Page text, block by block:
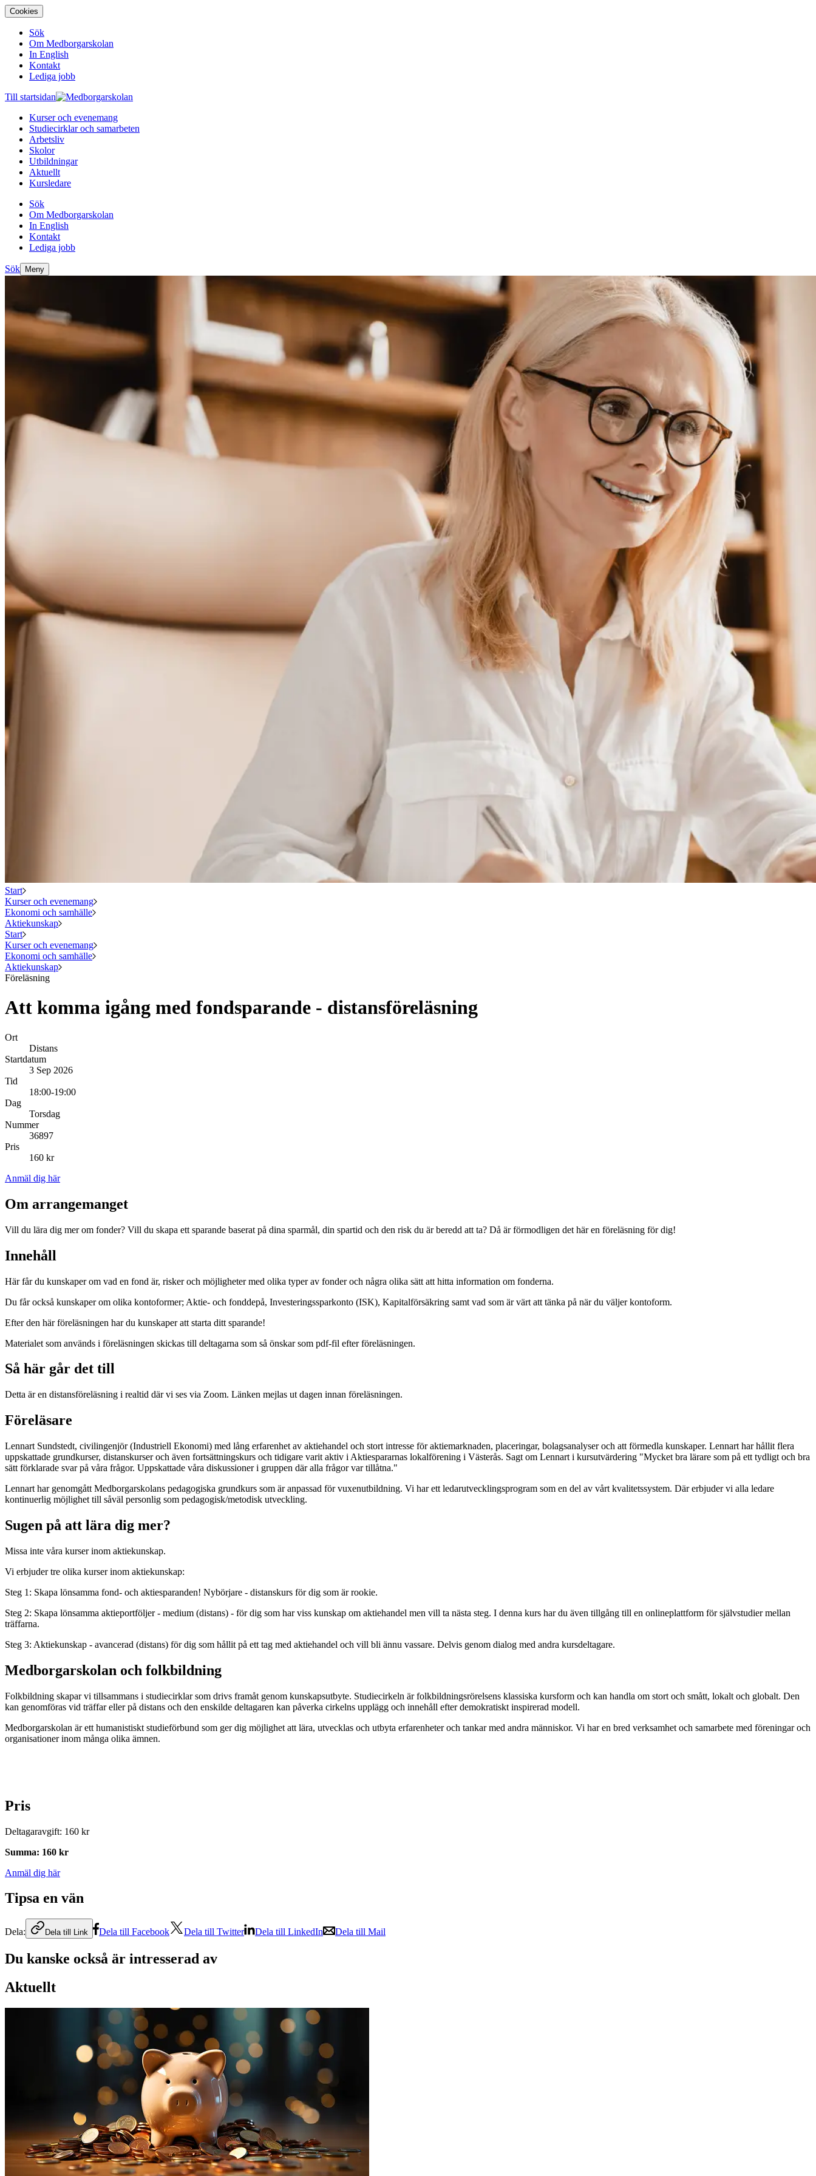
Cookies
Sök
Om Medborgarskolan
In English
Kontakt
Lediga jobb
Till startsidan
Kurser och evenemang
Studiecirklar och samarbeten
Arbetsliv
Skolor
Utbildningar
Aktuellt
Kursledare
Sök
Om Medborgarskolan
In English
Kontakt
Lediga jobb
Sök Meny
Start
Kurser och evenemang
Ekonomi och samhälle
Aktiekunskap
Start
Kurser och evenemang
Ekonomi och samhälle
Aktiekunskap
Föreläsning
Att komma igång med fondsparande - distansföreläsning
Ort
Distans
Startdatum
3 Sep 2026
Tid
18:00-19:00
Dag
Torsdag
Nummer
36897
Pris
160 kr
Anmäl dig här
Om arrangemanget
Vill du lära dig mer om fonder? Vill du skapa ett sparande baserat på dina sparmål, din spartid och den risk du är beredd att ta? Då är förmodligen det här en föreläsning för dig!
Innehåll
Här får du kunskaper om vad en fond är, risker och möjligheter med olika typer av fonder och några olika sätt att hitta information om fonderna.
Du får också kunskaper om olika kontoformer; Aktie- och fonddepå, Investeringssparkonto (ISK), Kapitalförsäkring samt vad som är värt att tänka på när du väljer kontoform.
Efter den här föreläsningen har du kunskaper att starta ditt sparande!
Materialet som används i föreläsningen skickas till deltagarna som så önskar som pdf-fil efter föreläsningen.
Så här går det till
Detta är en distansföreläsning i realtid där vi ses via Zoom. Länken mejlas ut dagen innan föreläsningen.
Föreläsare
Lennart Sundstedt, civilingenjör (Industriell Ekonomi) med lång erfarenhet av aktiehandel och stort intresse för aktiemarknaden, placeringar, bolagsanalyser och att förmedla kunskaper. Lennart har hållit flera
uppskattade grundkurser, distanskurser och även fortsättningskurs och tidigare varit aktiv i Aktiespararnas lokalförening i Västerås. Sagt om Lennart i kursutvärdering "Mycket bra lärare som på ett tydligt och bra
sätt förklarade svar på våra frågor. Uppskattade våra diskussioner i gruppen där alla frågor var tillåtna."
Lennart har genomgått Medborgarskolans pedagogiska grundkurs som är anpassad för vuxenutbildning. Vi har ett ledarutvecklingsprogram som en del av vårt kvalitetssystem. Där erbjuder vi alla ledare
kontinuerlig möjlighet till såväl personlig som pedagogisk/metodisk utveckling.
Sugen på att lära dig mer?
Missa inte våra kurser inom aktiekunskap.
Vi erbjuder tre olika kurser inom aktiekunskap:
Steg 1: Skapa lönsamma fond- och aktiesparanden! Nybörjare - distanskurs för dig som är rookie.
Steg 2: Skapa lönsamma aktieportföljer - medium (distans) - för dig som har viss kunskap om aktiehandel men vill ta nästa steg. I denna kurs har du även tillgång till en onlineplattform för självstudier mellan
träffarna.
Steg 3: Aktiekunskap - avancerad (distans) för dig som hållit på ett tag med aktiehandel och vill bli ännu vassare. Delvis genom dialog med andra kursdeltagare.
Medborgarskolan och folkbildning
Folkbildning skapar vi tillsammans i studiecirklar som drivs framåt genom kunskapsutbyte. Studiecirkeln är folkbildningsrörelsens klassiska kursform och kan handla om stort och smått, lokalt och globalt. Den
kan genomföras vid träffar eller på distans och den enskilde deltagaren kan påverka cirkelns upplägg och innehåll efter demokratiskt inspirerad modell.
Medborgarskolan är ett humanistiskt studieförbund som ger dig möjlighet att lära, utvecklas och utbyta erfarenheter och tankar med andra människor. Vi har en bred verksamhet och samarbete med föreningar och
organisationer inom många olika ämnen.
Pris
Deltagaravgift: 160 kr
Summa: 160 kr
Anmäl dig här
Tipsa en vän
Dela: Dela till Link Dela till Facebook Dela till Twitter Dela till LinkedIn Dela till Mail
Du kanske också är intresserad av
Aktuellt